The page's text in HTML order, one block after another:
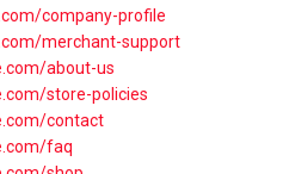
company-profile
merchant-support
about-us
store-policies
contact
faq